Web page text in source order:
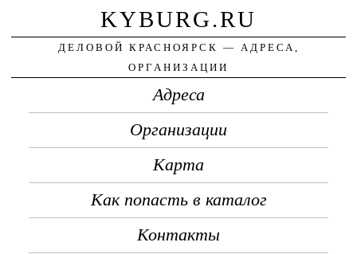
KYBURG.RU
ДЕЛОВОЙ КРАСНОЯРСК — АДРЕСА,
ОРГАНИЗАЦИИ
Адреса
Организации
Карта
Как попасть в каталог
Контакты